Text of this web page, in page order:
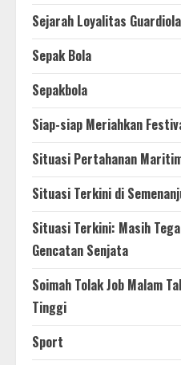
Sejarah Loyalitas
Sepak Bola
Sepakbola
Siap-siap Meriahkan
Situasi Pertahanan
Situasi Terkini di
Situasi Terkini: Masih
Gencatan Senjata
Soimah Tolak Job Malam
Tinggi
Sport